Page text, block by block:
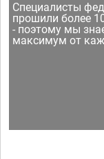
Специалисты
прошили более
- поэтому мы
максимум от